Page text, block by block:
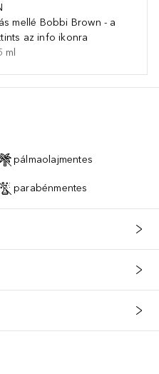
mellé Bobbi Brown - a
az info ikonra
ml
pálmaolajmentes
parabénmentes